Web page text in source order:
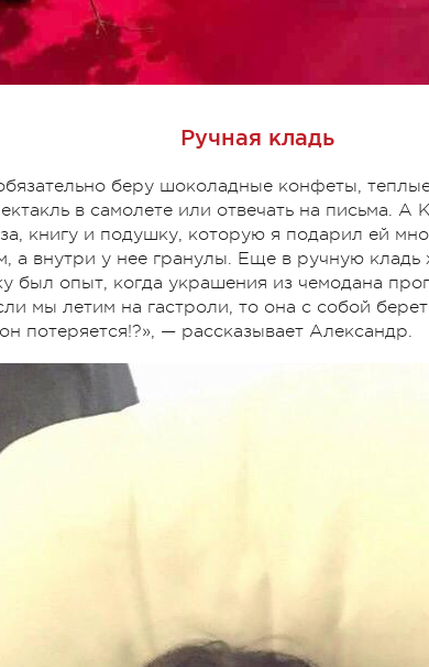
Ручная кладь
беру шоколадные конфеты,
в самолете или отвечать на письма. А
книгу и подушку, которую я подарил ей
а внутри у нее гранулы. Еще в ручную кладь
был опыт, когда украшения из чемодана
мы летим на гастроли, то она с собой
потеряется!?», — рассказывает Александр.